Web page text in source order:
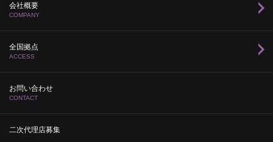
会社概要
COMPANY
全国拠点
ACCESS
お問い合わせ
CONTACT
二次代理店募集